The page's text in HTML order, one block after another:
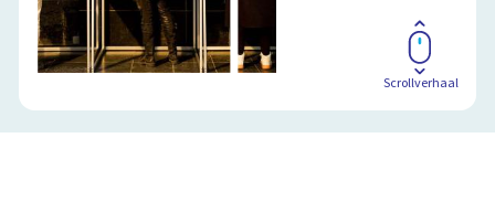
Scrollverhaal